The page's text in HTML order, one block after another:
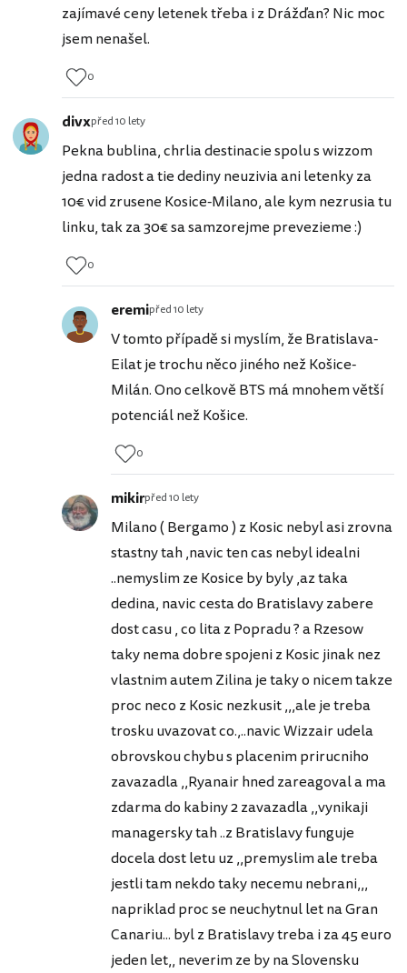
zajímavé ceny letenek třeba i z Drážďan? Nic moc
jsem nenašel.
0
divxpřed 10 lety
Pekna bublina, chrlia destinacie spolu s wizzom
jedna radost a tie dediny neuzivia ani letenky za
10€ vid zrusene Kosice-Milano, ale kym nezrusia tu
linku, tak za 30€ sa samzorejme prevezieme :)
0
eremipřed 10 lety
V tomto případě si myslím, že Bratislava-
Eilat je trochu něco jiného než Košice-
Milán. Ono celkově BTS má mnohem větší
potenciál než Košice.
0
mikirpřed 10 lety
Milano ( Bergamo ) z Kosic nebyl asi zrovna
stastny tah ,navic ten cas nebyl idealni
..nemyslim ze Kosice by byly ,az taka
dedina, navic cesta do Bratislavy zabere
dost casu , co lita z Popradu ? a Rzesow
taky nema dobre spojeni z Kosic jinak nez
vlastnim autem Zilina je taky o nicem takze
proc neco z Kosic nezkusit ,,,ale je treba
trosku uvazovat co.,..navic Wizzair udela
obrovskou chybu s placenim prirucniho
zavazadla ,,Ryanair hned zareagoval a ma
zdarma do kabiny 2 zavazadla ,,vynikaji
managersky tah ..z Bratislavy funguje
docela dost letu uz ,,premyslim ale treba
jestli tam nekdo taky necemu nebrani,,,
napriklad proc se neuchytnul let na Gran
Canariu... byl z Bratislavy treba i za 45 euro
jeden let,, neverim ze by na Slovensku